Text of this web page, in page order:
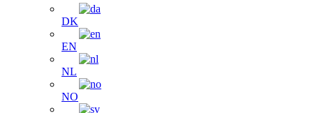
DK
EN
NL
NO